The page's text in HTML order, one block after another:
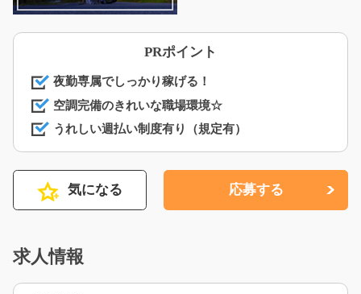
PRポイント
夜勤専属でしっかり稼げる！
空調完備のきれいな職場環境☆
うれしい週払い制度有り（規定有）
気になる 応募する
求人情報